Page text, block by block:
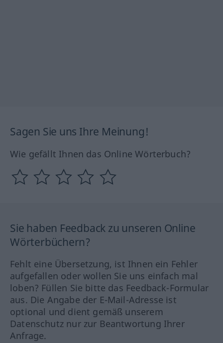
Sagen Sie uns Ihre Meinung!
Wie gefällt Ihnen das Online Wörterbuch?
Sie haben Feedback zu unseren Online
Wörterbüchern?
Fehlt eine Übersetzung, ist Ihnen ein Fehler
aufgefallen oder wollen Sie uns einfach mal
loben? Füllen Sie bitte das Feedback-Formular
aus. Die Angabe der E-Mail-Adresse ist
optional und dient gemäß unserem
Datenschutz nur zur Beantwortung Ihrer
Anfrage.